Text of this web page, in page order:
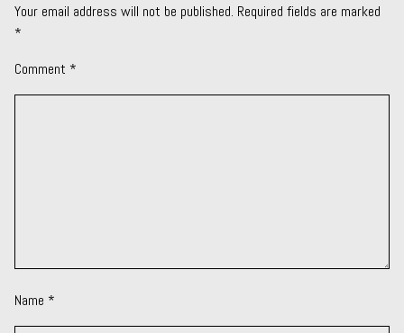
Your email address will not be published. Required fields are marked
*
Comment *
Name *